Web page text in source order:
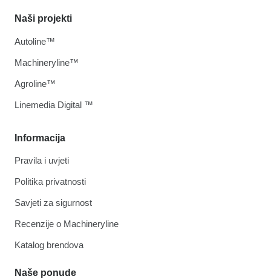
Informacija
Pravila i uvjeti
Politika privatnosti
Savjeti za sigurnost
Recenzije o Machineryline
Katalog brendova
Naše ponude
Naši projekti
Autoline™
Machineryline™
Agroline™
Linemedia Digital ™